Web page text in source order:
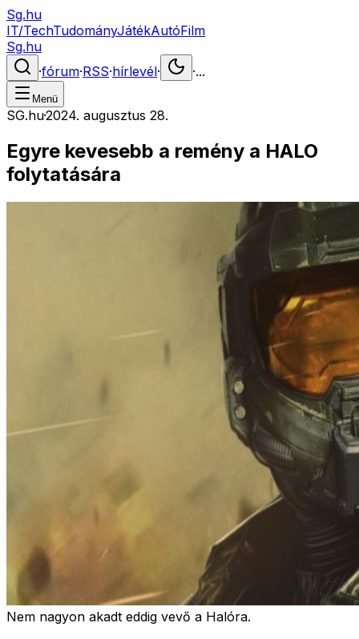
Sg.hu
IT/TechTudományJátékAutóFilm
Sg.hu
·fórum·RSS·hírlevél· ·...
Menü
SG.hu·2024. augusztus 28.
Egyre kevesebb a remény a HALO
folytatására
Nem nagyon akadt eddig vevő a Halóra.